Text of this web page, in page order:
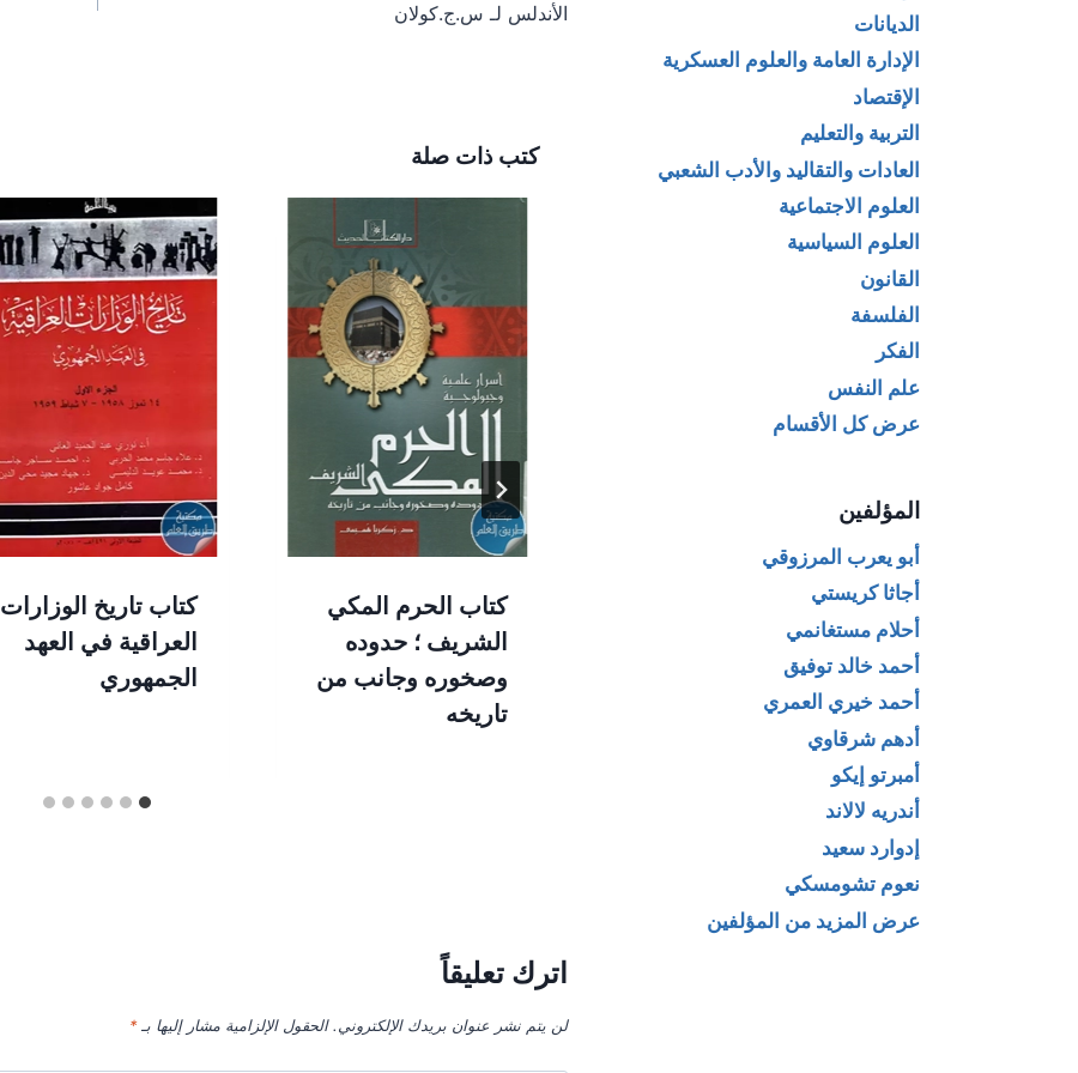
المقالات
الأندلس لـ س.ج.كولان
كتب ذات صلة
كتاب الفسطاط
(النشأة – الازدهار –
الإنحسار) لـ خالد
عزب
كتاب الحرم المكي
الشريف ؛ حدوده
وصخوره وجانب من
تاريخه
كتاب تاريخ الوزارات
العراقية في العهد
الجمهوري
اترك تعليقاً
لن يتم نشر عنوان بريدك الإلكتروني. الحقول الإلزامية مشار إليها بـ*
الديانات
الإدارة العامة والعلوم العسكرية
الإقتصاد
التربية والتعليم
العادات والتقاليد والأدب الشعبي
العلوم الاجتماعية
العلوم السياسية
القانون
الفلسفة
الفكر
علم النفس
عرض كل الأقسام
المؤلفين
أبو يعرب المرزوقي
أجاثا كريستي
أحلام مستغانمي
أحمد خالد توفيق
أحمد خيري العمري
أدهم شرقاوي
أمبرتو إيكو
أندريه لالاند
إدوارد سعيد
نعوم تشومسكي
عرض المزيد من المؤلفين